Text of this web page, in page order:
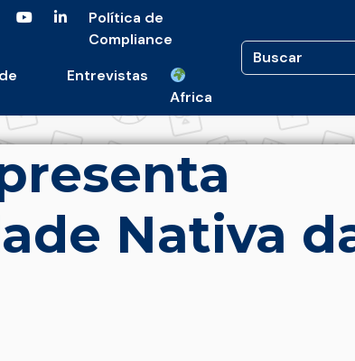
Política de
Compliance
Entrevistas
Africa
Nativa